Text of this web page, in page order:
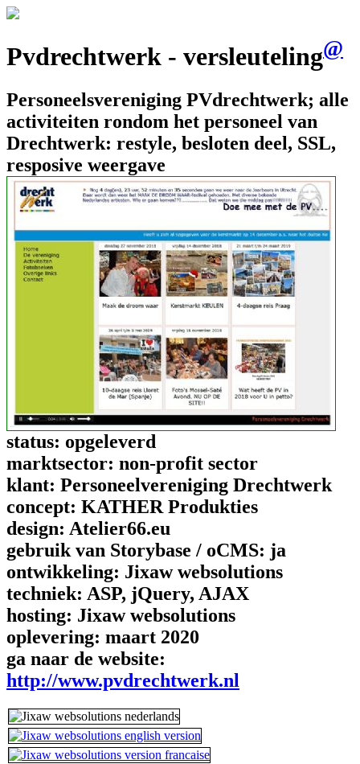
Pvdrechtwerk - versleuteling@
Personeelsvereniging PVdrechtwerk; alle
activiteiten rondom het personeel van
Drechtwerk: restyle, besloten deel, SSL,
resposive weergave
status: opgeleverd
marktsector: non-profit sector
klant: Personeelvereniging Drechtwerk
concept: KATHER Produkties
design: Atelier66.eu
gebruik van Storybase / oCMS: ja
ontwikkeling: Jixaw websolutions
techniek: ASP, jQuery, AJAX
hosting: Jixaw websolutions
oplevering: maart 2020
ga naar de website:
http://www.pvdrechtwerk.nl